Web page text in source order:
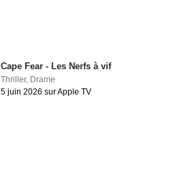
Cape Fear - Les Nerfs à vif
Thriller, Drame
5 juin 2026 sur Apple TV